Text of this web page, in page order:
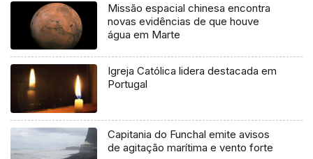
Missão espacial chinesa encontra
novas evidências de que houve
água em Marte
Igreja Católica lidera destacada em
Portugal
Capitania do Funchal emite avisos
de agitação marítima e vento forte